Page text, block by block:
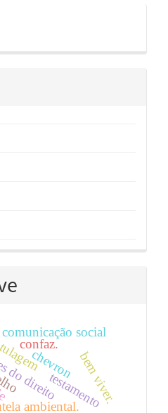
ambiental.
testamento
chevron
direito
confaz.
bem viver.
comunicação social